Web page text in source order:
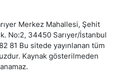
Merkez Mahallesi, Şehit
No:2, 34450 Sarıyer/İstanbul
81 Bu sitede yayınlanan tüm
Kaynak gösterilmeden